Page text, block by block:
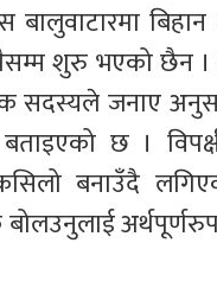
बालुवाटारमा
शुरु भएको छैन ।
सदस्यले जनाए
छ ।
बनाउँदै